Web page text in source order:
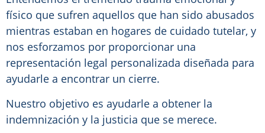
físico que sufren aquellos que han sido abusados
mientras estaban en hogares de cuidado tutelar, y
nos esforzamos por proporcionar una
representación legal personalizada diseñada para
ayudarle a encontrar un cierre.
Nuestro objetivo es ayudarle a obtener la
indemnización y la justicia que se merece.